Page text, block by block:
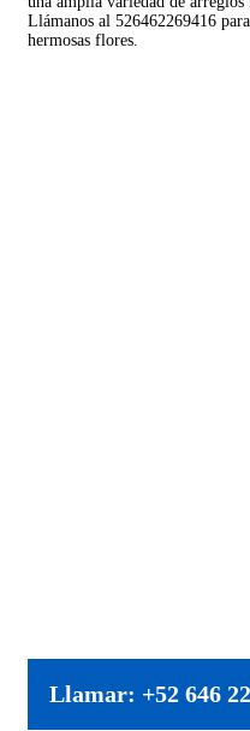
Llámanos al 526462269416
hermosas flores.
Llamar: +52 646